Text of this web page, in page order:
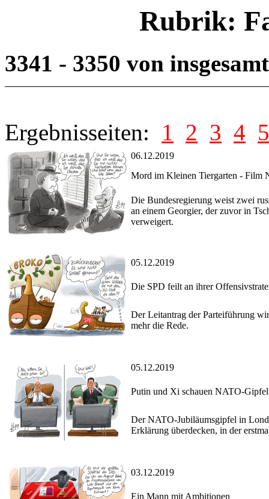
Rubrik:
3341 - 3350 von
Ergebnisseiten: 1 2 3 4 5
06.12.2019
Mord im Kleinen Tiergarten - Film
Die Bundesregierung weist zwei
an einem Georgier, der zuvor in
verweigert.
05.12.2019
Die SPD feilt an ihrer
Der Leitantrag der Parteiführung
mehr die Rede.
05.12.2019
Putin und Xi schauen NATO-Gipfel
Der NATO-Jubiläumsgipfel in
Erklärung überdecken, in der
03.12.2019
Ein Mann mit Ambitionen